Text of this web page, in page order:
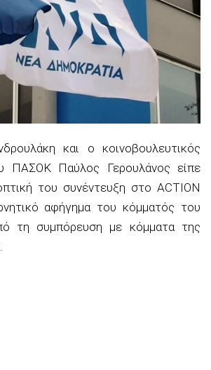
και ο κοινοβουλευτικός
ΠΑΣΟΚ Παύλος Γερουλάνος είπε
του συνέντευξη στο ACTION
αφήγημα του κόμματός του
τη συμπόρευση με κόμματα της